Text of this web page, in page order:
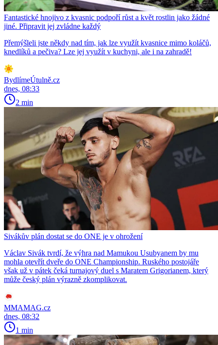
Fantastické hnojivo z kvasnic podpoří růst a květ rostlin jako žádné
jiné. Připravit jej zvládne každý
Přemýšleli jste někdy nad tím, jak lze využít kvasnice mimo koláčů,
knedlíků a pečiva? Lze jej využít v kuchyni, ale i na zahradě!
BydlímeÚtulně.cz
dnes, 08:33
2 min
Sivákův plán dostat se do ONE je v ohrožení
Václav Sivák tvrdí, že výhra nad Mamukou Usubyanem by mu
mohla otevřít dveře do ONE Championship. Ruského postojáře
však už v pátek čeká turnajový duel s Maratem Grigorianem, který
může český plán výrazně zkomplikovat.
MMAMAG.cz
dnes, 08:32
1 min